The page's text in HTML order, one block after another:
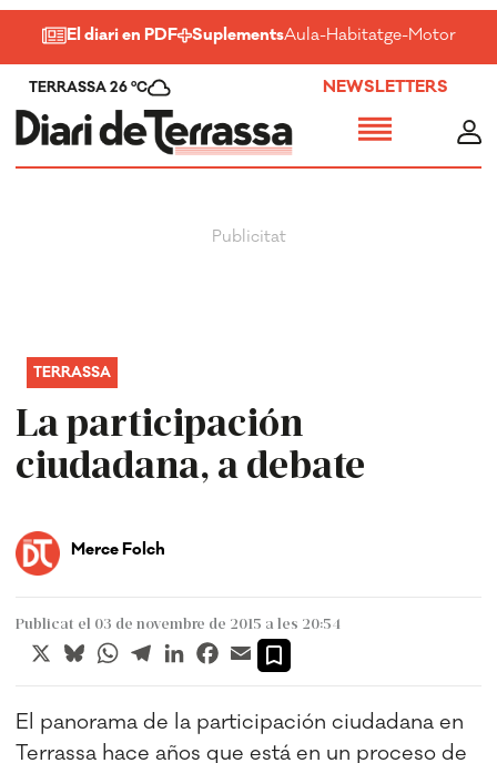
El diari en PDF SuplementsAula-Habitatge-Motor-
TERRASSA 26 ºC NEWSLETTERS
La participación
ciudadana, a debate
TERRASSA
Merce Folch
Publicat el 03 de novembre de 2015 a les 20:54
X BlueskyWhatsApp
TelegramLinkedInFacebook
Email
El panorama de la participación ciudadana en
Terrassa hace años que está en un proceso de